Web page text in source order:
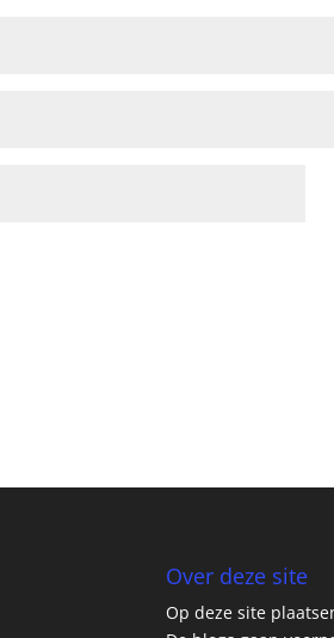
Over deze site
Op deze site